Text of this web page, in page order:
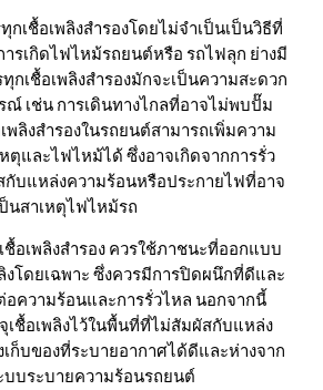
กเชื้อเพลิงสำรองโดยไม่จำเป็นเป็นวิธีที่
รเกิดไฟไหม้รถยนต์หรือ รถไฟลุก ย่างมี
กเชื้อเพลิงสำรองมักจะเป็นความสะดวก
ณ์ เช่น การเดินทางไกลที่อาจไม่พบปั๊ม
พลิงสำรองในรถยนต์สามารถเพิ่มความ
ตุและไฟไหม้ได้ ซึ่งอาจเกิดจากการรั่ว
บแหล่งความร้อนหรือประกายไฟที่อาจ
นสาเหตุไฟไหม้รถ
อเพลิงสำรอง ควรใช้ภาชนะที่ออกแบบ
งโดยเฉพาะ ซึ่งควรมีการปิดผนึกที่ดีและ
ความร้อนและการรั่วไหล นอกจากนี้
เชื้อเพลิงไว้ในพื้นที่ที่ไม่สัมผัสกับแหล่ง
ก็บของที่ระบายอากาศได้ดีและห่างจาก
บบระบายความร้อนรถยนต์